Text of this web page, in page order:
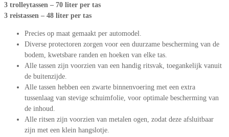
3 trolleytassen – 70 liter per tas
3 reistassen – 48 liter per tas
Precies op maat gemaakt per automodel.
Diverse protectoren zorgen voor een duurzame bescherming van de
bodem, kwetsbare randen en hoeken van elke tas.
Alle tassen zijn voorzien van een handig ritsvak, toegankelijk vanuit
de buitenzijde.
Alle tassen hebben een zwarte binnenvoering met een extra
tussenlaag van stevige schuimfolie, voor optimale bescherming van
de inhoud.
Alle ritsen zijn voorzien van metalen ogen, zodat deze afsluitbaar
zijn met een klein hangslotje.